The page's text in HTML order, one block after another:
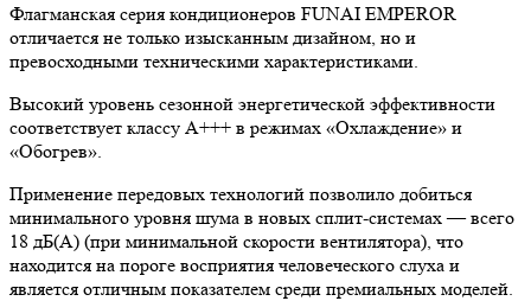
Флагманская серия кондиционеров FUNAI EMPEROR
отличается не только изысканным дизайном, но и
превосходными техническими характеристиками.
Высокий уровень сезонной энергетической эффективности
соответствует классу A+++ в режимах «Охлаждение» и
«Обогрев».
Применение передовых технологий позволило добиться
минимального уровня шума в новых сплит-системах — всего
18 дБ(A) (при минимальной скорости вентилятора), что
находится на пороге восприятия человеческого слуха и
является отличным показателем среди премиальных моделей.